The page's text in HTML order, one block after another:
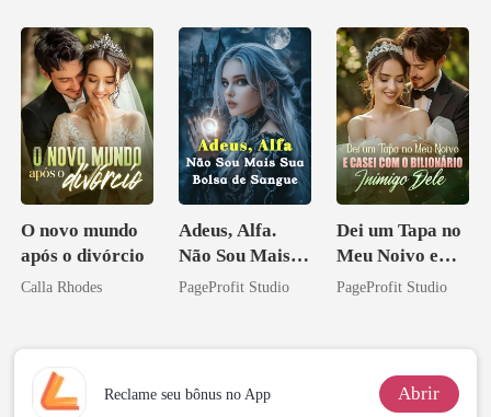
los
O novo mundo
após o divórcio
Calla Rhodes
Adeus, Alfa.
Não Sou Mais
Sua Bolsa de
PageProfit Studio
Dei um Tapa no
Meu Noivo e
Casei com o
PageProfit Studio
Reclame seu bônus no App Abrir